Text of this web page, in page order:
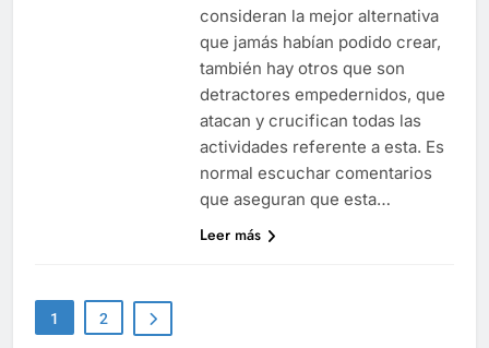
consideran la mejor alternativa
que jamás habían podido crear,
también hay otros que son
detractores empedernidos, que
atacan y crucifican todas las
actividades referente a esta. Es
normal escuchar comentarios
que aseguran que esta…
Leer más
1 2